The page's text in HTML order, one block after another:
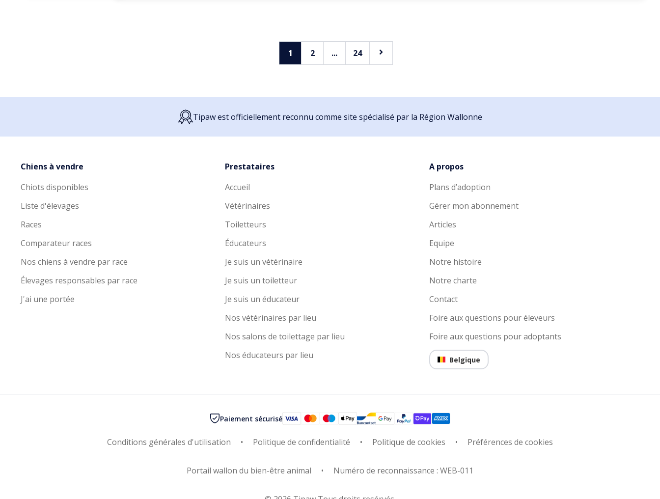
1 2 ... 24
Tipaw est officiellement reconnu comme site spécialisé par la Région Wallonne
Chiens à vendre
Chiots disponibles
Liste d'élevages
Races
Comparateur races
Nos chiens à vendre par race
Élevages responsables par race
J'ai une portée
Prestataires
Accueil
Vétérinaires
Toiletteurs
Éducateurs
Je suis un vétérinaire
Je suis un toiletteur
Je suis un éducateur
Nos vétérinaires par lieu
Nos salons de toilettage par lieu
Nos éducateurs par lieu
A propos
Plans d’adoption
Gérer mon abonnement
Articles
Equipe
Notre histoire
Notre charte
Contact
Foire aux questions pour éleveurs
Foire aux questions pour adoptants
Belgique
Paiement sécurisé
Conditions générales d'utilisation Politique de confidentialité Politique de cookies Préférences de cookies
Portail wallon du bien-être animal Numéro de reconnaissance : WEB-011